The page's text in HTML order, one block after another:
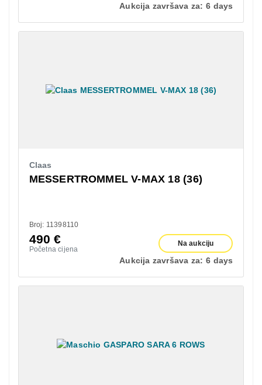
Aukcija završava za: 6 days
Claas
MESSERTROMMEL V-MAX 18 (36)
Broj: 11398110
490€
Početna cijena
Na aukciju
Aukcija završava za: 6 days